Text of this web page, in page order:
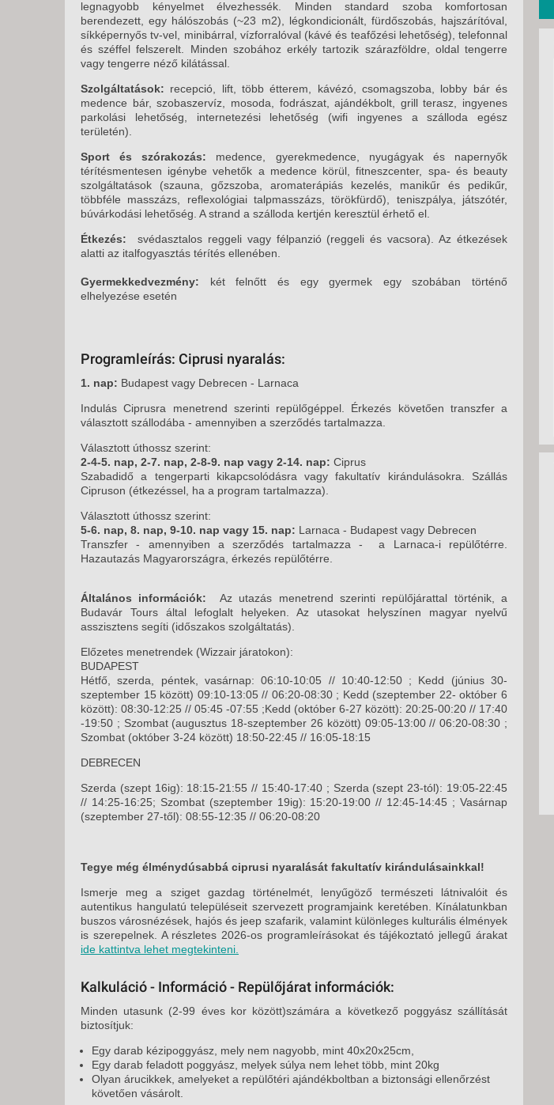
legnagyobb kényelmet élvezhessék. Minden standard szoba komfortosan
berendezett, egy hálószobás (~23 m2), légkondicionált, fürdőszobás, hajszárítóval,
síkképernyős tv-vel, minibárral, vízforralóval (kávé és teafőzési lehetőség), telefonnal
és széffel felszerelt. Minden szobához erkély tartozik szárazföldre, oldal tengerre
vagy tengerre néző kilátással.
Szolgáltatások: recepció, lift, több étterem, kávézó, csomagszoba, lobby bár és
medence bár, szobaszervíz, mosoda, fodrászat, ajándékbolt, grill terasz, ingyenes
parkolási lehetőség, internetezési lehetőség (wifi ingyenes a szálloda egész
területén).
Sport és szórakozás: medence, gyerekmedence, nyugágyak és napernyők
térítésmentesen igénybe vehetők a medence körül, fitneszcenter, spa- és beauty
szolgáltatások (szauna, gőzszoba, aromaterápiás kezelés, manikűr és pedikűr,
többféle masszázs, reflexológiai talpmasszázs, törökfürdő), teniszpálya, játszótér,
búvárkodási lehetőség. A strand a szálloda kertjén keresztül érhető el.
Étkezés: svédasztalos reggeli vagy félpanzió (reggeli és vacsora). Az étkezések
alatti az italfogyasztás térítés ellenében.
Gyermekkedvezmény: két felnőtt és egy gyermek egy szobában történő
elhelyezése esetén
Programleírás: Ciprusi nyaralás:
1. nap: Budapest vagy Debrecen - Larnaca
Indulás Ciprusra menetrend szerinti repülőgéppel. Érkezés követően transzfer a
választott szállodába - amennyiben a szerződés tartalmazza.
Választott úthossz szerint:
2-4-5. nap, 2-7. nap, 2-8-9. nap vagy 2-14. nap: Ciprus
Szabadidő a tengerparti kikapcsolódásra vagy fakultatív kirándulásokra. Szállás
Cipruson (étkezéssel, ha a program tartalmazza).
Választott úthossz szerint:
5-6. nap, 8. nap, 9-10. nap vagy 15. nap: Larnaca - Budapest vagy Debrecen
Transzfer - amennyiben a szerződés tartalmazza - a Larnaca-i repülőtérre.
Hazautazás Magyarországra, érkezés repülőtérre.
Általános információk: Az utazás menetrend szerinti repülőjárattal történik, a
Budavár Tours által lefoglalt helyeken. Az utasokat helyszínen magyar nyelvű
asszisztens segíti (időszakos szolgáltatás).
Előzetes menetrendek (Wizzair járatokon):
BUDAPEST
Hétfő, szerda, péntek, vasárnap: 06:10-10:05 // 10:40-12:50 ; Kedd (június 30-
szeptember 15 között) 09:10-13:05 // 06:20-08:30 ; Kedd (szeptember 22- október 6
között): 08:30-12:25 // 05:45 -07:55 ;Kedd (október 6-27 között): 20:25-00:20 // 17:40
-19:50 ; Szombat (augusztus 18-szeptember 26 között) 09:05-13:00 // 06:20-08:30 ;
Szombat (október 3-24 között) 18:50-22:45 // 16:05-18:15
DEBRECEN
Szerda (szept 16ig): 18:15-21:55 // 15:40-17:40 ; Szerda (szept 23-tól): 19:05-22:45
// 14:25-16:25; Szombat (szeptember 19ig): 15:20-19:00 // 12:45-14:45 ; Vasárnap
(szeptember 27-től): 08:55-12:35 // 06:20-08:20
Tegye még élménydúsabbá ciprusi nyaralását fakultatív kirándulásainkkal!
Ismerje meg a sziget gazdag történelmét, lenyűgöző természeti látnivalóit és
autentikus hangulatú településeit szervezett programjaink keretében. Kínálatunkban
buszos városnézések, hajós és jeep szafarik, valamint különleges kulturális élmények
is szerepelnek. A részletes 2026-os programleírásokat és tájékoztató jellegű árakat
ide kattintva lehet megtekinteni.
Kalkuláció - Információ - Repülőjárat információk:
Minden utasunk (2-99 éves kor között)számára a következő poggyász szállítását
biztosítjuk:
Egy darab kézipoggyász, mely nem nagyobb, mint 40x20x25cm,
Egy darab feladott poggyász, melyek súlya nem lehet több, mint 20kg
Olyan árucikkek, amelyeket a repülőtéri ajándékboltban a biztonsági ellenőrzést
követően vásárolt.